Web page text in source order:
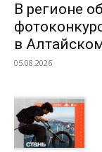
В регионе
в
05.08.2026